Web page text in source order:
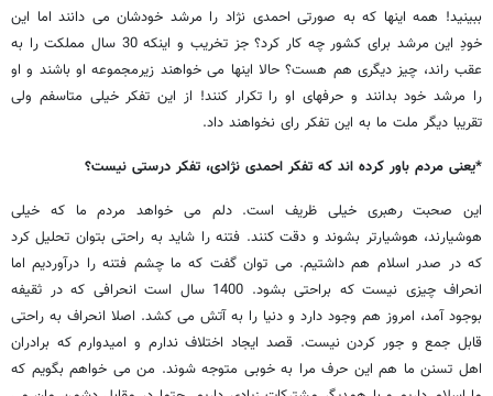
ببینید! همه اینها که به صورتی احمدی نژاد را مرشد خودشان می دانند اما این
خودِ این مرشد برای کشور چه کار کرد؟ جز تخریب و اینکه 30 سال مملکت را به
عقب راند، چیز دیگری هم هست؟ حالا اینها می خواهند زیرمجموعه او باشند و او
را مرشد خود بدانند و حرفهای او را تکرار کنند! از این تفکر خیلی متاسفم ولی
تقریبا دیگر ملت ما به این تفکر رای نخواهند داد.
*یعنی مردم باور کرده اند که تفکر احمدی نژادی، تفکر درستی نیست؟
این صحبت رهبری خیلی ظریف است. دلم می خواهد مردم ما که خیلی
هوشیارند، هوشیارتر بشوند و دقت کنند. فتنه را شاید به راحتی بتوان تحلیل کرد
که در صدر اسلام هم داشتیم. می توان گفت که ما چشم فتنه را درآوردیم اما
انحراف چیزی نیست که براحتی بشود. 1400 سال است انحرافی که در ثقیفه
بوجود آمد، امروز هم وجود دارد و دنیا را به آتش می کشد. اصلا انحراف به راحتی
قابل جمع و جور کردن نیست. قصد ایجاد اختلاف ندارم و امیدوارم که برادران
اهل تسنن ما هم این حرف مرا به خوبی متوجه شوند. من می خواهم بگویم که